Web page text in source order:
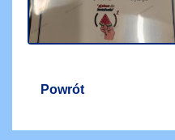
Powrót